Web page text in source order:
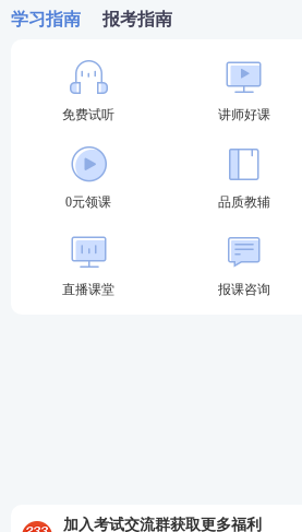
目标拆解成小节点，每一步都走
学习指南 报考指南
免费试听 讲师好课
0元领课 品质教辅
直播课堂 报课咨询
加入考试交流群获取更多福利